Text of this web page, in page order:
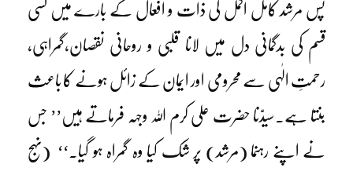
پس مرشد کامل اکمل کی ذات و افعال کے بارے میں کسی
قسم کی بدگمانی دل میں لانا قلبی و روحانی نقصان،گمراہی،
رحمتِ الٰہی سے محرومی اور ایمان کے زائل ہونے کا باعث
بنتا ہے۔سیدّنا حضرت علی کرم اللہ وجہہ فرماتے ہیں’’ جس
نے اپنے رہنما (مرشد) پر شک کیا وہ گمراہ ہو گیا۔‘‘ (نہج